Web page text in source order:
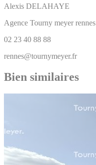
Alexis DELAHAYE
Agence Tourny meyer rennes
02 23 40 88 88
rennes@tournymeyer.fr
Bien similaires